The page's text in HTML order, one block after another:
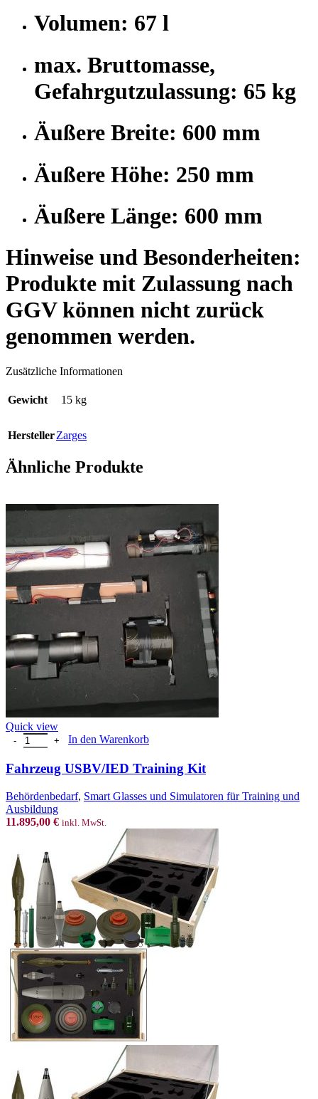
Volumen: 67 l
max. Bruttomasse,
Gefahrgutzulassung: 65 kg
Äußere Breite: 600 mm
Äußere Höhe: 250 mm
Äußere Länge: 600 mm
Hinweise und Besonderheiten:
Produkte mit Zulassung nach
GGV können nicht zurück
genommen werden.
Zusätzliche Informationen
Gewicht 15 kg
HerstellerZarges
Ähnliche Produkte
Quick view
Fahrzeug USBV/IED Training Kit Menge
In den Warenkorb
Fahrzeug USBV/IED Training Kit
Behördenbedarf, Smart Glasses und Simulatoren für Training und
Ausbildung
11.895,00 € inkl. MwSt.